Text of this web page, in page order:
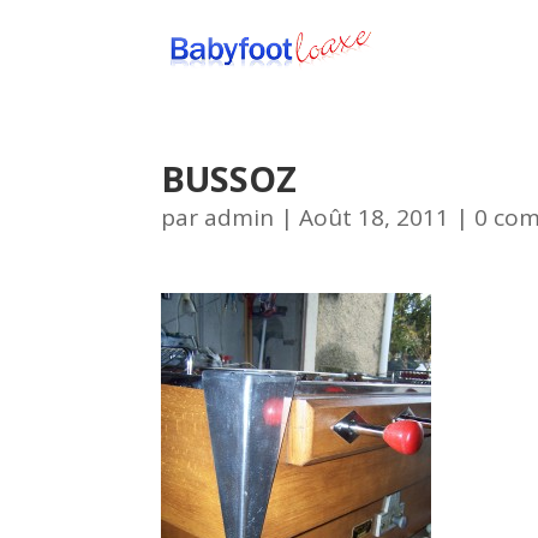
BUSSOZ
par admin |Août 18, 2011 | 0